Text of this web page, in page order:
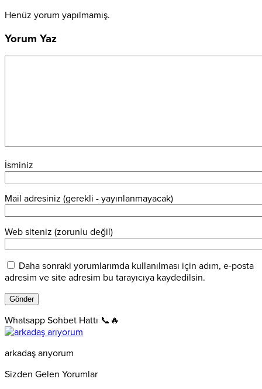
Henüz yorum yapılmamış.
Yorum Yaz
İsminiz
Mail adresiniz (gerekli - yayınlanmayacak)
Web siteniz (zorunlu değil)
Daha sonraki yorumlarımda kullanılması için adım, e-posta
adresim ve site adresim bu tarayıcıya kaydedilsin.
Whatsapp Sohbet Hattı 📞🔥
arkadaş arıyorum
Sizden Gelen Yorumlar